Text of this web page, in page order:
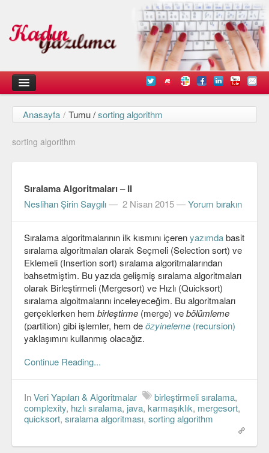
Kadın
Duyurular
Düşündüklerimiz
Arayüz Tasarımı
Diller
C#
Java
Javascript
PHP
Scala
Anasayfa / Tumu /sorting algorithm
sorting algorithm
Sıralama Algoritmaları – II
Neslihan Şirin Saygılı— 2 Nisan 2015—Yorum bırakın
Sıralama algoritmalarının ilk kısmını içerenyazımdabasit
sıralama algoritmaları olarak Seçmeli (Selection sort) ve
Eklemeli (Insertion sort) sıralama algoritmalarından
bahsetmiştim. Bu yazıda gelişmiş sıralama algoritmaları
olarak Birleştirmeli (Mergesort) ve Hızlı (Quicksort)
sıralama algoitmalarını inceleyeceğim. Bu algoritmaları
gerçeklerken hem birleştirme (merge) vebölümleme
(partition) gibi işlemler, hem deözyineleme (recursion)
yaklaşımını kullanmış olacağız.
Continue Reading...
InVeri Yapıları & Algoritmalar birleştirmeli sıralama,
complexity, hızlı sıralama, java, karmaşıklık, mergesort,
quicksort, sıralama algoritması, sorting algorithm